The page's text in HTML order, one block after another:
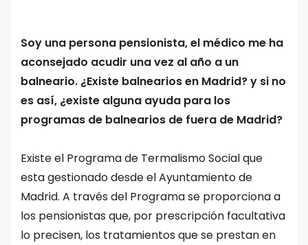
Soy una persona pensionista, el médico me ha
aconsejado acudir una vez al año a un
balneario. ¿Existe balnearios en Madrid? y si no
es así, ¿existe alguna ayuda para los
programas de balnearios de fuera de Madrid?
Existe el Programa de Termalismo Social que
esta gestionado desde el Ayuntamiento de
Madrid. A través del Programa se proporciona a
los pensionistas que, por prescripción facultativa
lo precisen, los tratamientos que se prestan en